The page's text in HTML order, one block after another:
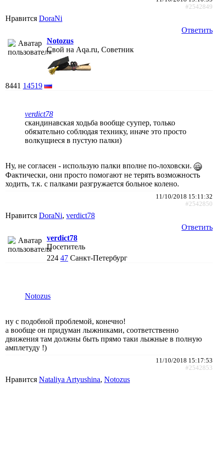
#2542849
Нравится DoraNi
Ответить
Notozus
Свой на Aqa.ru, Советник
8441 14519
verdict78
скандинавская ходьба вообще суупер, только
обязательно соблюдая технику, иначе это просто
волкущиеся в пустую палки)
Ну, не согласен - использую палки вполне по-лоховски.
Фактически, они просто помогают не терять возможность
ходить, т.к. с палками разгружается больное колено.
11/10/2018 15:11:32
#2542850
Нравится DoraNi, verdict78
Ответить
verdict78
Посетитель
224 47 Санкт-Петербург
Notozus
ну с подобной проблемой, конечно!
а вообще он придуман лыжниками, соответственно
движения там должны быть прямо таки лыжные в полную
амплетуду !)
11/10/2018 15:17:53
#2542853
Нравится Nataliya Artyushina, Notozus